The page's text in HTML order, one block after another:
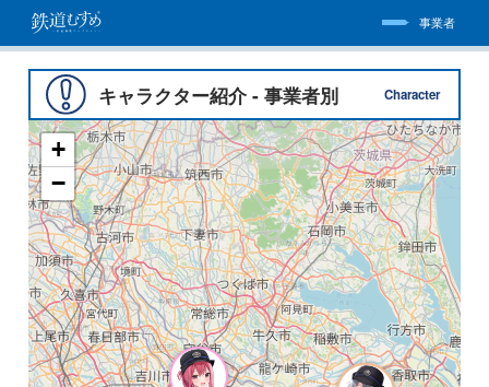
事業者
キャラクター紹介 - 事業者別 Character
+
−